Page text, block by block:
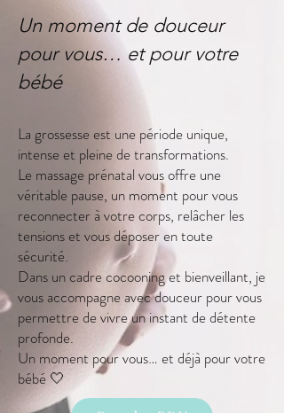
Un moment de douceur
pour vous… et pour votre
bébé
La grossesse est une période unique,
intense et pleine de transformations.
Le massage prénatal vous offre une
véritable pause, un moment pour vous
reconnecter à votre corps, relâcher les
tensions et vous déposer en toute
sécurité.
Dans un cadre cocooning et bienveillant, je
vous accompagne avec douceur pour vous
permettre de vivre un instant de détente
profonde.
Un moment pour vous… et déjà pour votre
bébé 🤍